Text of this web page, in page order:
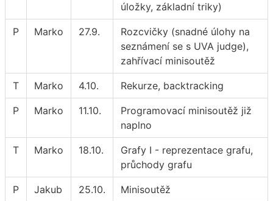
úložky, základní triky)
P Marko 27.9.
Rozcvičky (snadné úlohy na
seznámení se s UVA judge),
zahřívací minisoutěž
T Marko 4.10. Rekurze, backtracking
P Marko 11.10.
Programovací minisoutěž již
naplno
T Marko 18.10.
Grafy I - reprezentace grafu,
průchody grafu
P Jakub 25.10. Minisoutěž